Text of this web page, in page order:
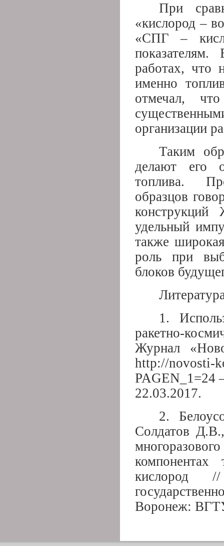
При
«кислород –
«СПГ –
работах, что
именно
отмечал,
организации
Таким
делают его
топлива.
образцов
удельный
также
роль при
блоков
1.
ракетно-
Журнал
http://novosti-
PAGEN_1=24
22.03.2017.
2.
Солдатов
кислород
Воронеж: